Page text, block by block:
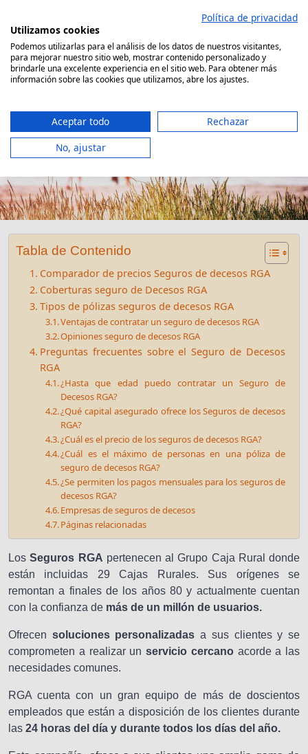
contenido
Comparador Seguro Decesos
Seguro de Decesos RGA
Tabla de Contenido
Comparador de precios Seguros de decesos RGA
Coberturas seguro de Decesos RGA
Tipos de pólizas seguros de decesos RGA
Ventajas de contratar un seguro de decesos RGA
Opiniones seguro de decesos RGA
Preguntas frecuentes sobre el Seguro de Decesos
RGA
¿Hasta que edad puedo contratar un Seguro de
Decesos RGA?
¿Qué capital asegurado ofrece los Seguros de decesos
RGA?
¿Cuál es el precio de los seguros de decesos RGA?
¿Cuál es el máximo de personas en una póliza de
seguro de decesos RGA?
¿Se permiten los pagos mensuales para los seguros de
decesos RGA?
Empresas de seguros de decesos
Páginas relacionadas
LosSeguros RGA pertenecen al Grupo Caja Rural donde
están incluidas 29 Cajas Rurales. Sus orígenes se
remontan a finales de los años 80 y actualmente cuentan
con la confianza de más de un millón de usuarios.
Ofrecen soluciones personalizadasa sus clientes y se
comprometen a realizar un servicio cercanoacorde a las
necesidades comunes.
RGA cuenta con un gran equipo de más de doscientos
empleados que están a disposición de los clientes durante
las 24 horas del día y durante todos los días del año.
Política de privacidad
Utilizamos cookies
Podemos utilizarlas para el análisis de los datos de nuestros visitantes,
para mejorar nuestro sitio web, mostrar contenido personalizado y
brindarle una excelente experiencia en el sitio web. Para obtener más
información sobre las cookies que utilizamos, abre los ajustes.
Aceptar todo
Rechazar
No, ajustar